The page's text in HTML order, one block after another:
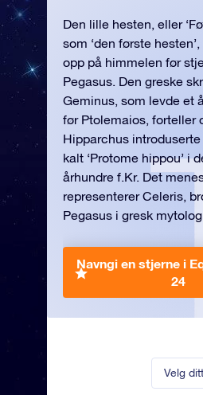
Velg
Den lille hesten, eller
som ‘den første
opp på himmelen før
Pegasus. Den greske
Geminus, som levde et
før Ptolemaios, forteller
Hipparchus
kalt ‘Protome hippou’ i
århundre f.Kr. Det
representerer Celeris,
Pegasus i gresk
Navngi en stjerne i
24